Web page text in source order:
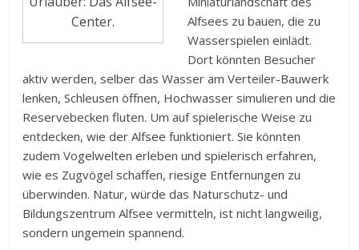
Center.
Alfsees zu bauen, die zu
Wasserspielen einlädt.
Dort könnten Besucher
aktiv werden, selber das Wasser am Verteiler-Bauwerk
lenken, Schleusen öffnen, Hochwasser simulieren und die
Reservebecken fluten. Um auf spielerische Weise zu
entdecken, wie der Alfsee funktioniert. Sie könnten
zudem Vogelwelten erleben und spielerisch erfahren,
wie es Zugvögel schaffen, riesige Entfernungen zu
überwinden. Natur, würde das Naturschutz- und
Bildungszentrum Alfsee vermitteln, ist nicht langweilig,
sondern ungemein spannend.